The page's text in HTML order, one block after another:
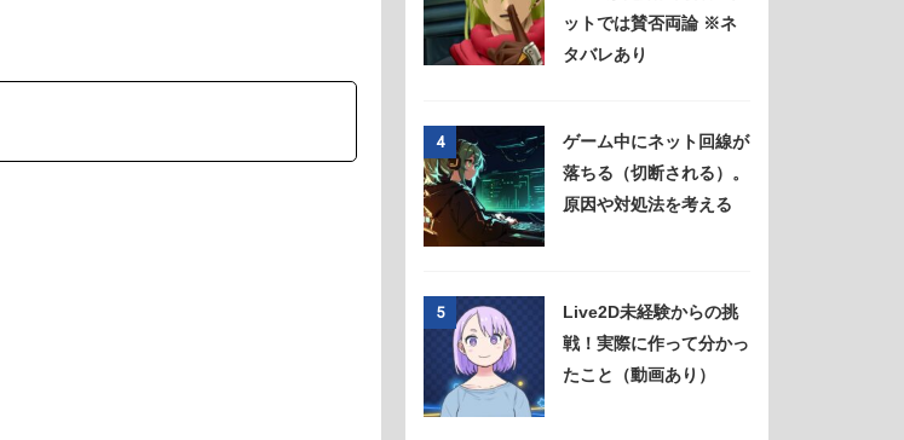
ットでは賛否両論 ※ネ
タバレあり
4
ゲーム中にネット回線が
落ちる（切断される）。
原因や対処法を考える
5
Live2D未経験からの挑
戦！実際に作って分かっ
たこと（動画あり）